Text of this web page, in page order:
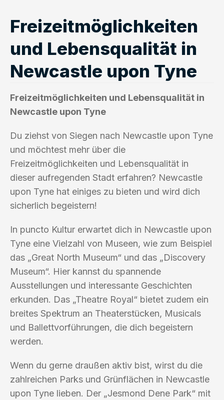
Freizeitmöglichkeiten
und Lebensqualität in
Newcastle upon Tyne
Freizeitmöglichkeiten und Lebensqualität in
Newcastle upon Tyne
Du ziehst von Siegen nach Newcastle upon Tyne
und möchtest mehr über die
Freizeitmöglichkeiten und Lebensqualität in
dieser aufregenden Stadt erfahren? Newcastle
upon Tyne hat einiges zu bieten und wird dich
sicherlich begeistern!
In puncto Kultur erwartet dich in Newcastle upon
Tyne eine Vielzahl von Museen, wie zum Beispiel
das „Great North Museum“ und das „Discovery
Museum“. Hier kannst du spannende
Ausstellungen und interessante Geschichten
erkunden. Das „Theatre Royal“ bietet zudem ein
breites Spektrum an Theaterstücken, Musicals
und Ballettvorführungen, die dich begeistern
werden.
Wenn du gerne draußen aktiv bist, wirst du die
zahlreichen Parks und Grünflächen in Newcastle
upon Tyne lieben. Der „Jesmond Dene Park“ mit